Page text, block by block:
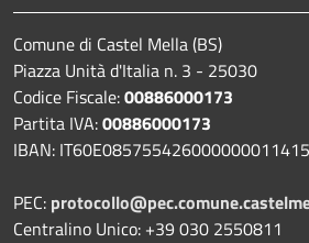
Comune di Castel Mella (BS)
Piazza Unità d'Italia n. 3 - 25030
Codice Fiscale:00886000173
Partita IVA:00886000173
IBAN:
PEC:
Centralino Unico: +39 030 2550811